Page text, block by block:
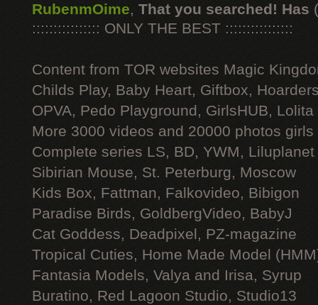
RubenmOime, That you searched! Has
:::::::::::::::: ONLY THE BEST ::::::::::::::::
Content from TOR websites Magic
Childs Play, Baby Heart, Giftbox,
OPVA, Pedo Playground, GirlsHUB, Lolita
More 3000 videos and 20000 photos
Complete series LS, BD, YWM, Liluplanet
Sibirian Mouse, St. Peterburg, Moscow
Kids Box, Fattman, Falkovideo, Bibigon
Paradise Birds, GoldbergVideo, BabyJ
Cat Goddess, Deadpixel, PZ-magazine
Tropical Cuties, Home Made Model
Fantasia Models, Valya and Irisa, Syrup
Buratino, Red Lagoon Studio, Studio13